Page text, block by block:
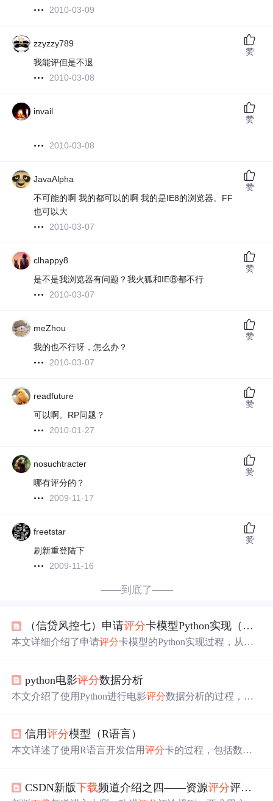
2010-03-09
zzyzzy789
我能评但是不退
2010-03-08
赞
invail
2010-03-08
赞
JavaAlpha
不可能的啊 我的都可以的啊 我的是IE8的浏览器。FF
也可以大
2010-03-07
赞
clhappy8
是不是我浏览器有问题？我火狐和IE⑧都不行
2010-03-07
赞
meZhou
我的也不行呀，怎么办？
2010-03-07
赞
readfuture
可以啊。RP问题？
2010-01-27
赞
nosuchtracter
哪有评分的？
2009-11-17
赞
freetstar
刷新重登陆下
2009-11-16
赞
——到底了——
（信贷风控七）申请评分卡模型Python实现（图文+代码实现）
本文详细介绍了申请评分卡模型的Python实现过程，从为
例帮助读者理解。
python电影评分数据分析
本文介绍了使用Python进行电影评分数据分析的过程，包
如何利用透视表进行更深入的探索，如按性别和
对电影评分情况进行分析。
信用评分模型（R语言）
本文详述了使用R语言开发信用评分卡的过程，包括数据
展示了如何处理缺失值、异常值，以及如何进行变量转换
CSDN新版下载频道介绍之四——资源评分评论及积分日志功能改进